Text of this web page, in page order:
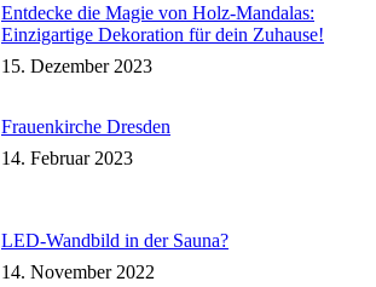
Entdecke die Magie von Holz-Mandalas:
Einzigartige Dekoration für dein Zuhause!
15. Dezember 2023
Frauenkirche Dresden
14. Februar 2023
LED-Wandbild in der Sauna?
14. November 2022